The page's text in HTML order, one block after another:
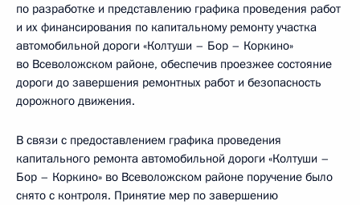
по разработке и представлению графика проведения работ
и их финансирования по капитальному ремонту участка
автомобильной дороги «Колтуши – Бор – Коркино»
во Всеволожском районе, обеспечив проезжее состояние
дороги до завершения ремонтных работ и безопасность
дорожного движения.
В связи с предоставлением графика проведения
капитального ремонта автомобильной дороги «Колтуши –
Бор – Коркино» во Всеволожском районе поручение было
снято с контроля. Принятие мер по завершению